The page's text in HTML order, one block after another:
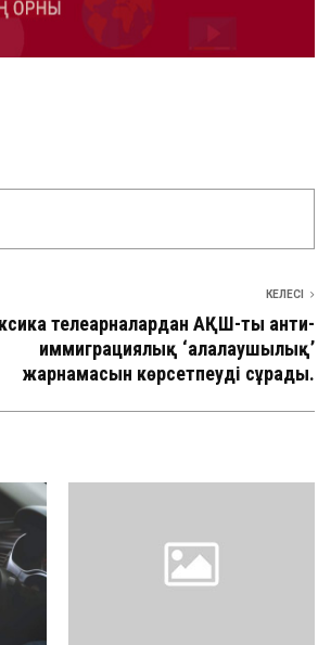
КЕЛЕСІ
телеарналардан АҚШ-тың анти-
иммиграциялық ‘алалаушылық’
жарнамасын көрсетпеуді сұрады.